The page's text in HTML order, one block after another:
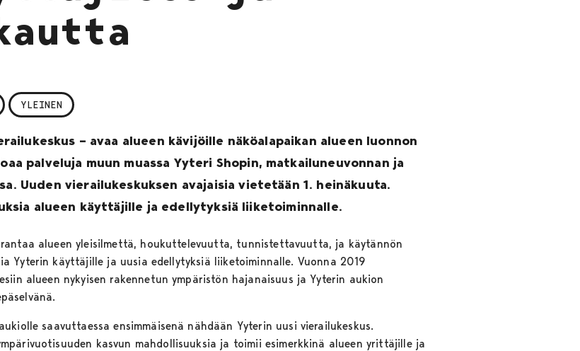
YLEINEN
– avaa alueen kävijöille näköalapaikan alueen luonnon
palveluja muun muassa Yyteri Shopin, matkailuneuvonnan ja
Uuden vierailukeskuksen avajaisia vietetään 1. heinäkuuta.
alueen käyttäjille ja edellytyksiä liiketoiminnalle.
alueen yleisilmettä, houkuttelevuutta, tunnistettavuutta, ja käytännön
Yyterin käyttäjille ja uusia edellytyksiä liiketoiminnalle. Vuonna 2019
alueen nykyisen rakennetun ympäristön hajanaisuus ja Yyterin aukion
saavuttaessa ensimmäisenä nähdään Yyterin uusi vierailukeskus.
kasvun mahdollisuuksia ja toimii esimerkkinä alueen yrittäjille ja